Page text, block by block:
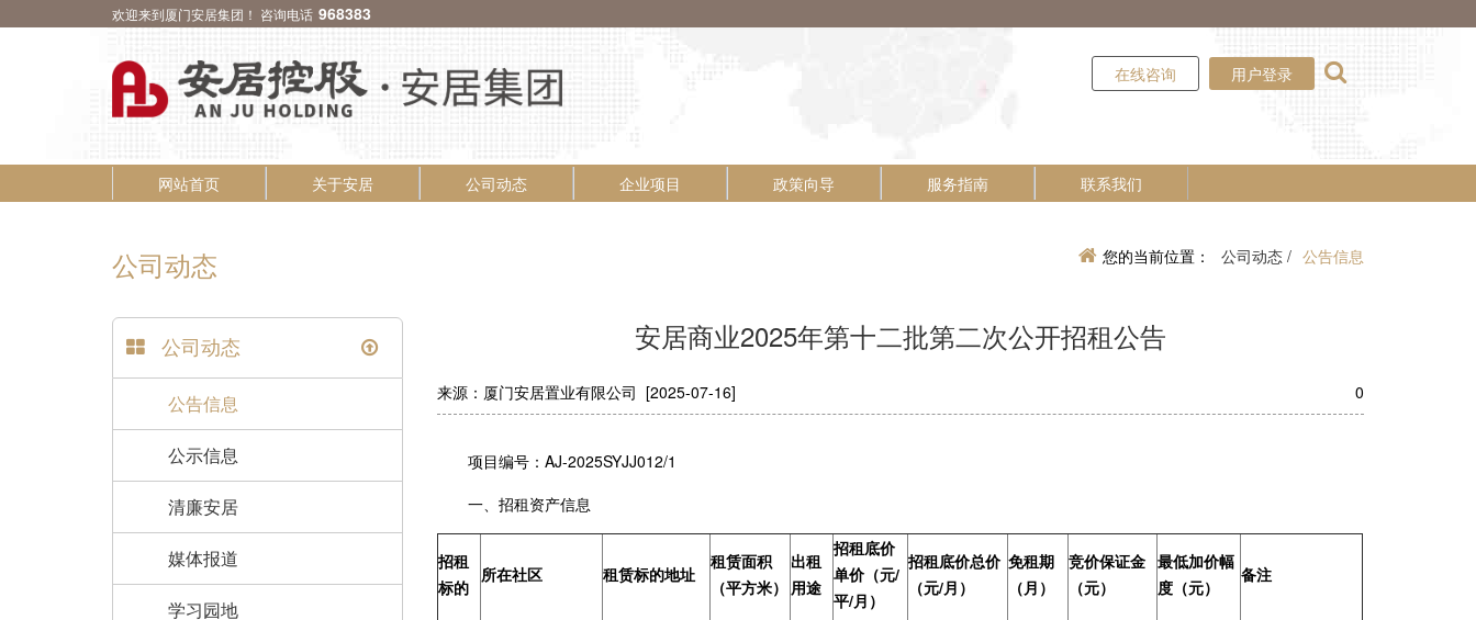
欢迎来到厦门安居集团！ 咨询电话 968383
在线咨询 用户登录
网站首页 关于安居 公司动态 企业项目 政策向导 服务指南 联系我们
公司动态 您的当前位置： 公司动态 / 公告信息
公司动态
公告信息
公示信息
清廉安居
媒体报道
学习园地
安居商业2025年第十二批第二次公开招租公告
来源：厦门安居置业有限公司 [2025-07-16] 0
项目编号：AJ-2025SYJJ012/1
一、招租资产信息
招租
标的
所在社区 租赁标的地址
租赁面积
（平方米）
出租
用途
招租底价
单价（元/
平/月）
招租底价总价
（元/月）
免租期
（月）
竞价保证金
（元）
最低加价幅
度（元）
备注